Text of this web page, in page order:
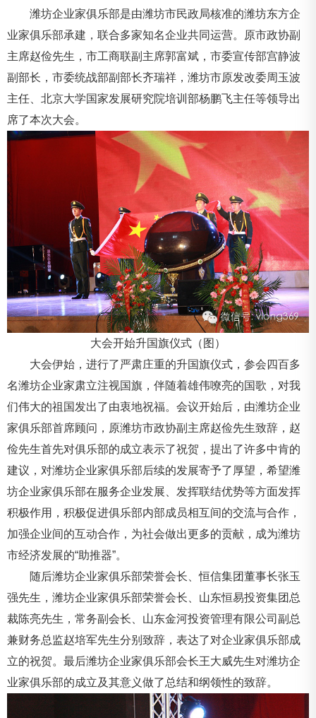
潍坊企业家俱乐部是由潍坊市民政局核准的潍坊东方企
业家俱乐部承建，联合多家知名企业共同运营。原市政协副
主席赵俭先生，市工商联副主席郭富斌，市委宣传部宫静波
副部长，市委统战部副部长齐瑞祥，潍坊市原发改委周玉波
主任、北京大学国家发展研究院培训部杨鹏飞主任等领导出
席了本次大会。
大会开始升国旗仪式（图）
大会伊始，进行了严肃庄重的升国旗仪式，参会四百多
名潍坊企业家肃立注视国旗，伴随着雄伟嘹亮的国歌，对我
们伟大的祖国发出了由衷地祝福。会议开始后，由潍坊企业
家俱乐部首席顾问，原潍坊市政协副主席赵俭先生致辞，赵
俭先生首先对俱乐部的成立表示了祝贺，提出了许多中肯的
建议，对潍坊企业家俱乐部后续的发展寄予了厚望，希望潍
坊企业家俱乐部在服务企业发展、发挥联结优势等方面发挥
积极作用，积极促进俱乐部内部成员相互间的交流与合作，
加强企业间的互动合作，为社会做出更多的贡献，成为潍坊
市经济发展的“助推器”。
随后潍坊企业家俱乐部荣誉会长、恒信集团董事长张玉
强先生，潍坊企业家俱乐部荣誉会长、山东恒易投资集团总
裁陈亮先生，常务副会长、山东金河投资管理有限公司副总
兼财务总监赵培军先生分别致辞，表达了对企业家俱乐部成
立的祝贺。最后潍坊企业家俱乐部会长王大威先生对潍坊企
业家俱乐部的成立及其意义做了总结和纲领性的致辞。